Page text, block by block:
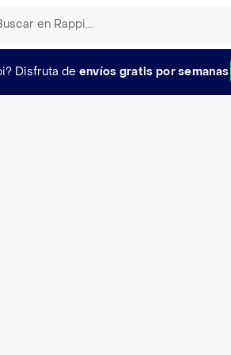
Disfruta de envíos gratis por semanas